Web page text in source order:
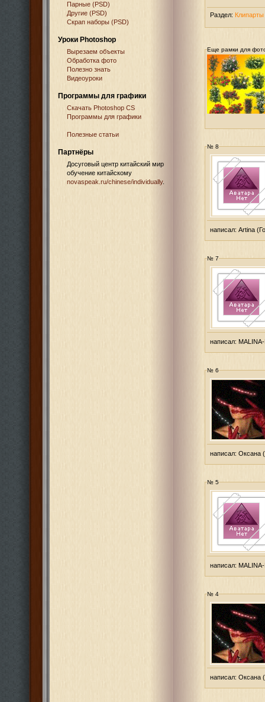
Парные (PSD)
Другие (PSD)
Скрап наборы (PSD)
Уроки Photoshop
Вырезаем объекты
Обработка фото
Полезно знать
Видеоуроки
Программы для графики
Cкачать Photoshop CS
Программы для графики
Полезные статьи
Партнёры
Досуговый центр китайский мир
обучение китайскому
novaspeak.ru/chinese/individually.
Раздел:
Еще рамки для
№ 8
написал: Artina
№ 7
написал:
№ 6
написал: Оксана
№ 5
написал:
№ 4
написал: Оксана